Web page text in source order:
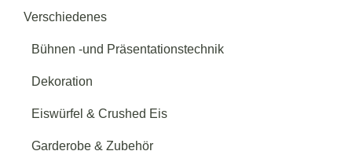
Verschiedenes
Bühnen -und Präsentationstechnik
Dekoration
Eiswürfel & Crushed Eis
Garderobe & Zubehör